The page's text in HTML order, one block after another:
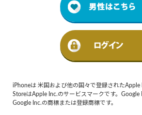
iPhoneは 米国および他の国々で登録されたApple
StoreはApple Inc.のサービスマークです。Google
Google Inc.の商標または登録商標です。